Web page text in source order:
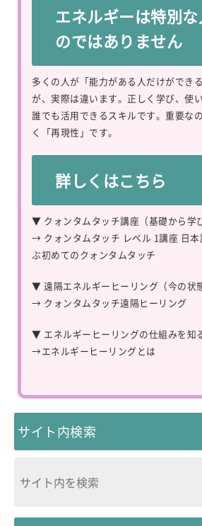
エネルギーは特別
のではありません
多くの人が「能力がある人だけができ
が、実際は違います。正しく学び、使
誰でも活用できるスキルです。重要な
く「再現性」です。
詳しくはこちら
▼ クォンタムタッチ講座（基礎から学
→ クォンタムタッチ レベル 1講座 日
ぶ初めてのクォンタムタッチ
▼ 遠隔エネルギーヒーリング（今の状
→ クォンタムタッチ遠隔ヒーリング
▼ エネルギーヒーリングの仕組みを知
→エネルギーヒーリングとは
サイト内検索